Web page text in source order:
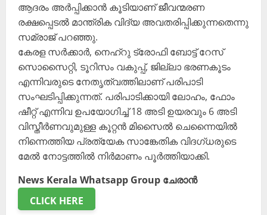
ആദരം അർപ്പിക്കാൻ കൂടിയാണ് ജീവന്മരണ
രക്ഷപ്പെടൽ മാന്ത്രിക വിദ്യ അവതരിപ്പിക്കുന്നതെന്നു
സമ്രാജ് പറഞ്ഞു.
കേരള സർക്കാർ, നെഹ്റു ട്രോഫി ബോട്ട് റേസ്
സൊസൈറ്റി, ടൂറിസം വകുപ്പ്, ജില്ലാ ഭരണകൂടം
എന്നിവരുടെ നേതൃത്വത്തിലാണ് പരിപാടി
സംഘടിപ്പിക്കുന്നത്. പരിപാടിക്കായി ലോഹം, ഫോം
ഷീറ്റ് എന്നിവ ഉപയോഗിച്ച് 18 അടി ഉയരവും 6 അടി
വിസ്തീർണവുമുള്ള കൂറ്റൻ മിസൈൽ ചെന്നൈയിൽ
നിന്നെത്തിയ പ്രത്യേക സാങ്കേതിക വിദഗ്ധരുടെ
മേൽ നോട്ടത്തിൽ നിർമാണം പൂർത്തിയാക്കി.
News Kerala Whatsapp Group ചേരാൻ
CLICK HERE